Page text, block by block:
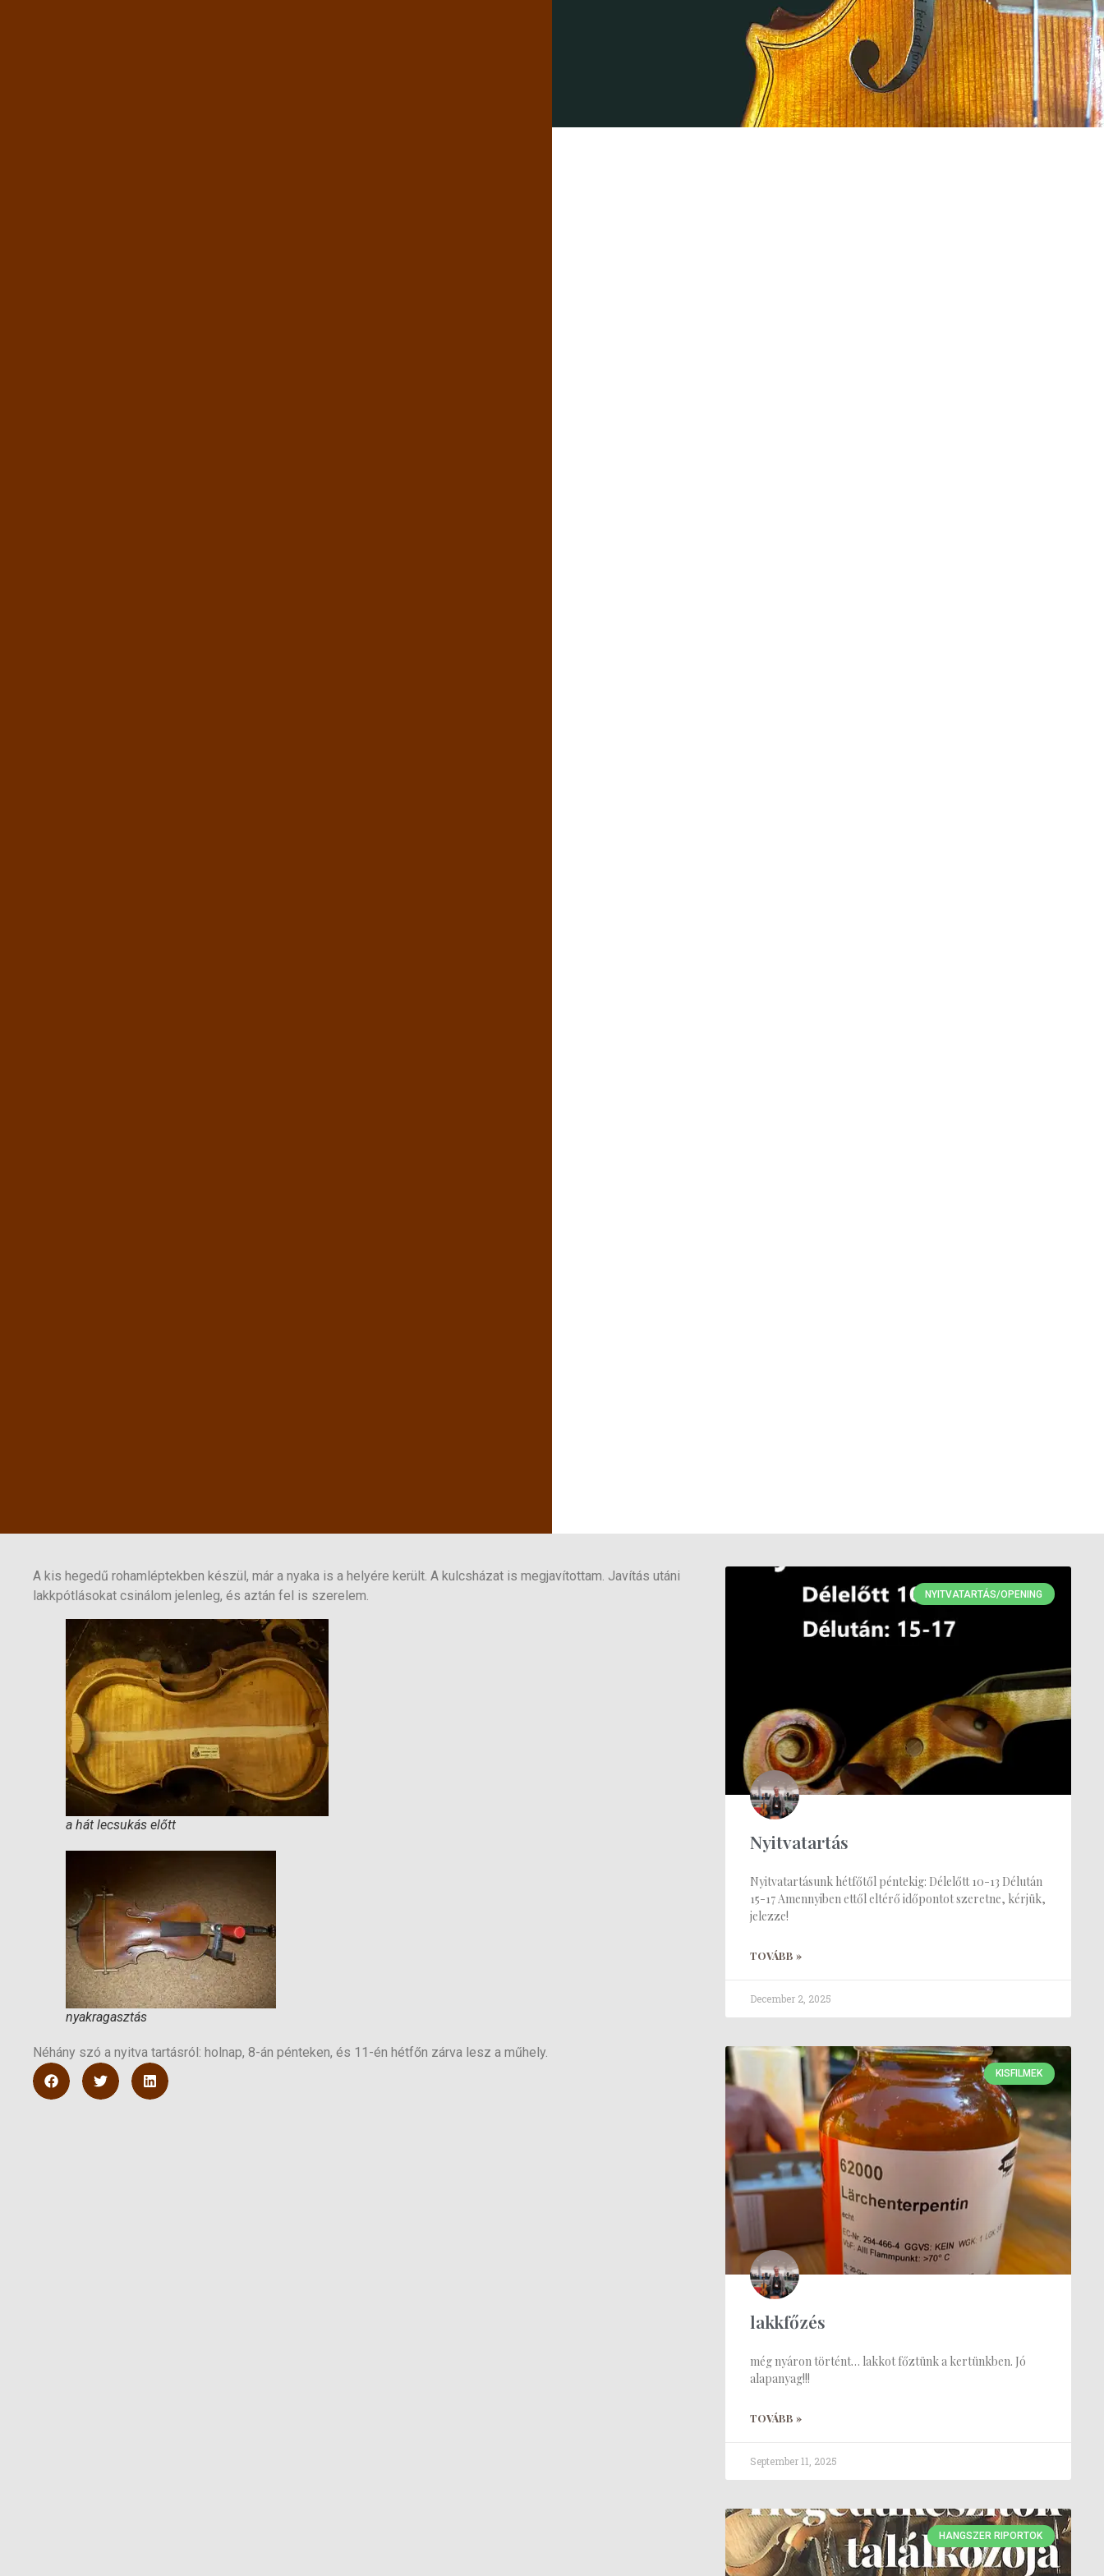
A kis hegedű rohamléptekben készül, már a nyaka is a helyére került. A kulcsházat is megjavítottam. Javítás utáni
lakkpótlásokat csinálom jelenleg, és aztán fel is szerelem.
a hát lecsukás előtt
nyakragasztás
Néhány szó a nyitva tartásról: holnap, 8-án pénteken, és 11-én hétfőn zárva lesz a műhely.
NYITVATARTÁS/OPENING
Nyitvatartás
Nyitvatartásunk hétfőtől péntekig: Délelőtt 10-13 Délután
15-17 Amennyiben ettől eltérő időpontot szeretne, kérjük,
jelezze!
TOVÁBB »
December 2, 2025
KISFILMEK
lakkfőzés
még nyáron történt… lakkot főztünk a kertünkben. Jó
alapanyag!!!
TOVÁBB »
September 11, 2025
HANGSZER RIPORTOK